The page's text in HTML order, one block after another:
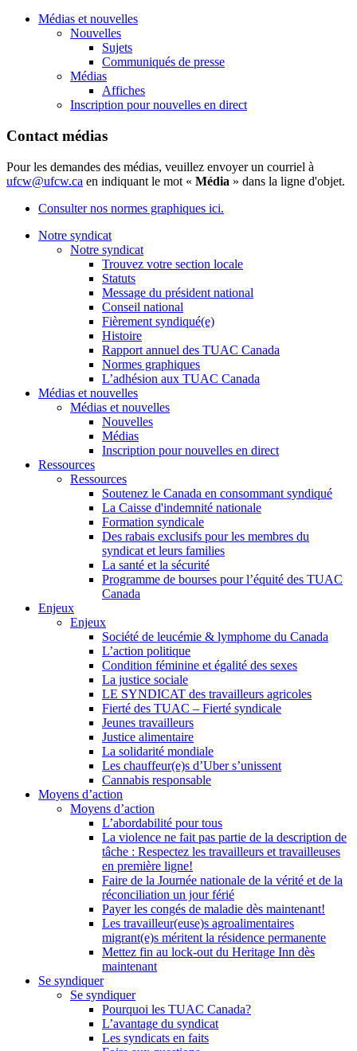
Médias et nouvelles
Nouvelles
Sujets
Communiqués de presse
Médias
Affiches
Inscription pour nouvelles en direct
Contact médias
Pour les demandes des médias, veuillez envoyer un courriel à
ufcw@ufcw.ca en indiquant le mot « Média » dans la ligne d'objet.
Consulter nos normes graphiques ici.
Notre syndicat
Notre syndicat
Trouvez votre section locale
Statuts
Message du président national
Conseil national
Fièrement syndiqué(e)
Histoire
Rapport annuel des TUAC Canada
Normes graphiques
L’adhésion aux TUAC Canada
Médias et nouvelles
Médias et nouvelles
Nouvelles
Médias
Inscription pour nouvelles en direct
Ressources
Ressources
Soutenez le Canada en consommant syndiqué
La Caisse d'indemnité nationale
Formation syndicale
Des rabais exclusifs pour les membres du
syndicat et leurs families
La santé et la sécurité
Programme de bourses pour l’équité des TUAC
Canada
Enjeux
Enjeux
Société de leucémie & lymphome du Canada
L’action politique
Condition féminine et égalité des sexes
La justice sociale
LE SYNDICAT des travailleurs agricoles
Fierté des TUAC – Fierté syndicale
Jeunes travailleurs
Justice alimentaire
La solidarité mondiale
Les chauffeur(e)s d’Uber s’unissent
Cannabis responsable
Moyens d’action
Moyens d’action
L’abordabilité pour tous
La violence ne fait pas partie de la description de
tâche : Respectez les travailleurs et travailleuses
en première ligne!
Faire de la Journée nationale de la vérité et de la
réconciliation un jour férié
Payer les congés de maladie dès maintenant!
Les travailleur(euse)s agroalimentaires
migrant(e)s méritent la résidence permanente
Mettez fin au lock-out du Heritage Inn dès
maintenant
Se syndiquer
Se syndiquer
Pourquoi les TUAC Canada?
L’avantage du syndicat
Les syndicats en faits